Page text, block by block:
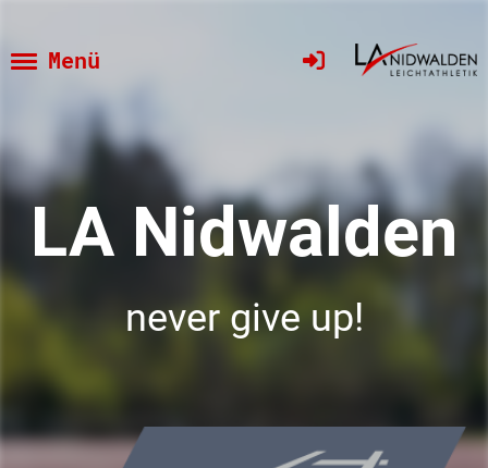
Menü
LA Nidwalden
never give up!